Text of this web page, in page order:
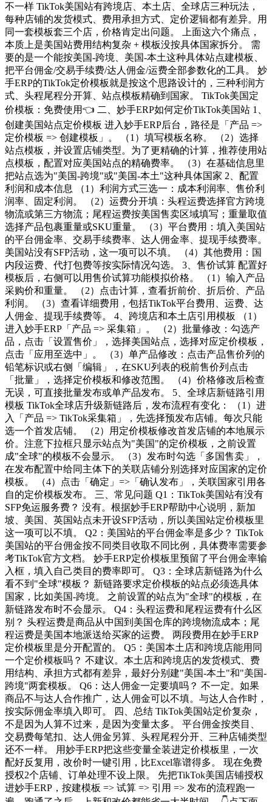
不一样 TikTok美国站有跨境店、本土店、全球店三种玩法，
每种店铺的发货模式、费用承担方式、定价逻辑都有差异。用
同一套模板套三个店，价格肯定出问题。 上面这六个痛点，
本质上是美国站费用结构复杂 + 模板没按具体国家拆分。 需
要的是一个能按美国-跨境、美国-本土这种具体站点建模板、
把平台佣金/交易手续费/达人佣金/运费全部参数化的工具。 妙
手ERP的TikTok定价模板就是按这个思路设计的，三种利润方
式、头程尾程分开算、站点模板精确到国家。 TikTok美国定
价模板：免费使用👈 二、妙手ERP如何定价TikTok美国站 1、
创建美国站点定价模板 进入妙手ERP后台，路径是「产品 =>
定价模板 => 创建模板」。 （1）填写模板名称。 （2）选择
站点模板，并设置店铺类型。为了更精确的计算，推荐使用站
点模板，配置对应美国站点的精确费率。 （3）在基础信息里
把站点选为"美国-跨境"或"美国-本土"这种具体国家 2、配置
利润和成本信息 （1）利润方式三选一：成本利润率、售价利
润率、固定利润。 （2）运费分开填：头程运费选择官方跨境
物流或第三方物流；尾程运费按美国售卖区域填写；重量取值
选择产品包裹重量或SKU重量。 （3）平台费用：填入美国站
的平台佣金率、交易手续费率、达人佣金率、提现手续费率。
美国站没有SFP活动，这一项可以不填。 （4）其他费用：国
内段运费、代打包费等按实际情况勾选。 3、售价试算 配置好
模板后，右侧可以用售价试算功能模拟价格。 （1）输入产品
采购价和重量。 （2）点击计算，查看折前价、折后价、产品
利润。 （3）查看详细费用，包括TikTok平台费用、运费、达
人佣金、提现手续费等。 4、跨境店和本土店引用模板 （1）
进入妙手ERP「产品 => 采集箱」。 （2）批量修改：勾选产
品，点击「设置售价」，选择美国站点，选择对应定价模板，
点击「应用至选中」。 （3）单产品修改：点击产品售价列的
铅笔标识或右侧「编辑」，在SKU列表的税前售价列点击
「批量」，选择定价模板和修改范围。 （4）价格修改后检查
无误，可直接批量发布或单产品发布。 5、全球店新链路引用
模板 TikTok全球店升级新链路后，发布流程有变化： （1）进
入「产品 => TikTok采集箱」，先选择预发布店铺。每次只能
选一个首发店铺。 （2）用定价模板修改首发店铺的本地展示
价。注意下拉框只显示站点为"美国"的定价模板，之前设置
成"全球"的模板不会显示。 （3）发布时勾选「多国售卖」，
在发布配置中给同主体下的关联店铺分别选择对应国家的定价
模板。 （4）点击「确定」=>「确认发布」，关联国家引用各
自的定价模板发布。 三、常见问题 Q1：TikTok美国站有没有
SFP免运服务费？ 没有。根据妙手ERP帮助中心说明，新加
坡、美国、英国站点未开设SFP活动，所以美国站定价模板里
这一项可以不填。 Q2：美国站的平台佣金率是多少？ TikTok
美国站的平台佣金按不同类目收取不同比例，具体费率需要参
考TikTok官方文档。 妙手ERP定价模板里预留了平台佣金率输
入框，填入自己类目的费率即可。 Q3：全球店新链路为什么
看不到"全球"模板？ 新链路要求定价模板的站点必须选具体
国家，比如美国-跨境。 之前设置的站点为"全球"的模板，在
新链路发布时不会显示。 Q4：头程运费和尾程运费有什么区
别？ 头程运费是商品从中国到美国仓库的跨境物流成本；尾
程运费是美国本地派送给买家的运费。 两段费用在妙手ERP
定价模板里是分开配置的。 Q5：美国本土店和跨境店能用同
一个定价模板吗？ 不建议。本土店和跨境店的发货模式、费
用结构、承担方式都有差异，最好分别建"美国-本土"和"美国-
跨境"两套模板。 Q6：达人佣金一定要填吗？ 不一定。如果
商品不与达人合作推广，达人佣金可以不填。与达人合作时，
按实际佣金率填入即可。 四、总结 TikTok美国站定价复杂，
不是因为人算不过来，是因为变量太多。 平台佣金按类目、
交易费每笔扣、达人佣金另算、头程尾程分开、三种店铺类型
还不一样。 用妙手ERP把这些变量全装进定价模板里，一次
配好反复用，改价时一键引用，比Excel靠谱得多。 现在免费
授权2个店铺、订单处理不设上限。 先把TikTok美国店铺授权
进妙手ERP，按建模板 => 试算 => 引用 => 发布的流程跑一